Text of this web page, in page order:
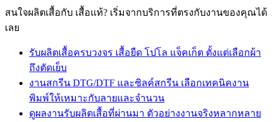
สนใจผลิตเสื้อกับ เสื้อแท้? เริ่มจากบริการที่ตรงกับงานของคุณได้
เลย
รับผลิตเสื้อครบวงจร เสื้อยืด โปโล แจ็คเก็ต ตั้งแต่เลือกผ้า
ถึงตัดเย็บ
งานสกรีน DTG/DTF และซิลค์สกรีน เลือกเทคนิคงาน
พิมพ์ให้เหมาะกับลายและจำนวน
ดูผลงานรับผลิตเสื้อที่ผ่านมา ตัวอย่างงานจริงหลากหลาย